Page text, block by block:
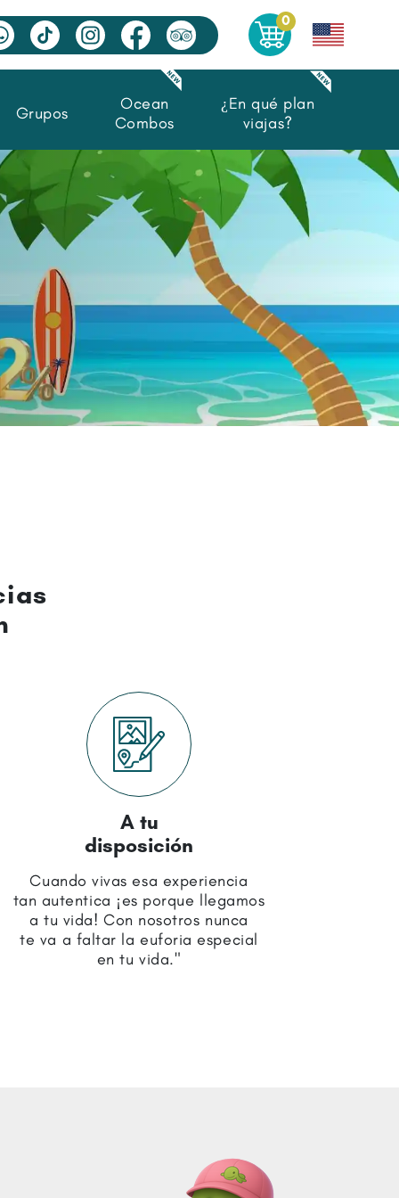
0
Grupos
Ocean
Combos
¿En qué plan
viajas?
A tu
disposición
Cuando vivas esa experiencia
tan autentica ¡es porque llegamos
a tu vida! Con nosotros nunca
te va a faltar la euforia especial
en tu vida."